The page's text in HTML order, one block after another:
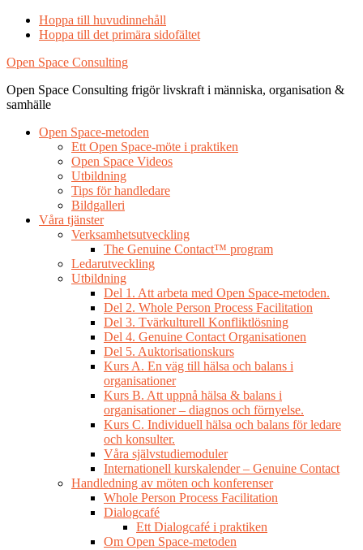
Hoppa till huvudinnehåll
Hoppa till det primära sidofältet
Open Space Consulting
Open Space Consulting frigör livskraft i människa, organisation &
samhälle
Open Space-metoden
Ett Open Space-möte i praktiken
Open Space Videos
Utbildning
Tips för handledare
Bildgalleri
Våra tjänster
Verksamhetsutveckling
The Genuine Contact™ program
Ledarutveckling
Utbildning
Del 1. Att arbeta med Open Space-metoden.
Del 2. Whole Person Process Facilitation
Del 3. Tvärkulturell Konfliktlösning
Del 4. Genuine Contact Organisationen
Del 5. Auktorisationskurs
Kurs A. En väg till hälsa och balans i
organisationer
Kurs B. Att uppnå hälsa & balans i
organisationer – diagnos och förnyelse.
Kurs C. Individuell hälsa och balans för ledare
och konsulter.
Våra självstudiemoduler
Internationell kurskalender – Genuine Contact
Handledning av möten och konferenser
Whole Person Process Facilitation
Dialogcafé
Ett Dialogcafé i praktiken
Om Open Space-metoden